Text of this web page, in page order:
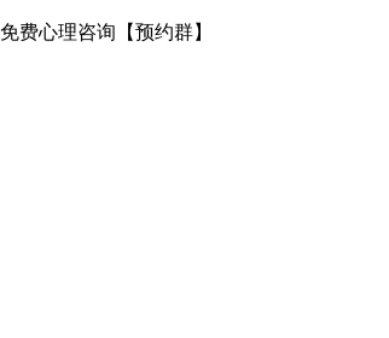
免费心理咨询【预约群】